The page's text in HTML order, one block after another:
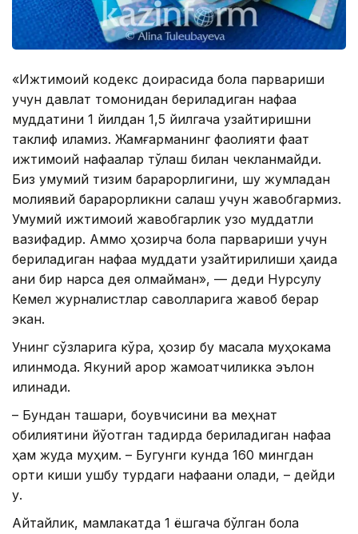
«Ижтимоий кодекс доирасида бола парвариши
учун давлат томонидан бериладиган нафақа
муддатини 1 йилдан 1,5 йилгача узайтиришни
таклиф қиламиз. Жамғарманинг фаолияти фақат
ижтимоий нафақалар тўлаш билан чекланмайди.
Биз умумий тизим барқарорлигини, шу жумладан
молиявий барқарорликни сақлаш учун жавобгармиз.
Умумий ижтимоий жавобгарлик узоқ муддатли
вазифадир. Аммо ҳозирча бола парвариши учун
бериладиган нафақа муддати узайтирилиши ҳақида
аниқ бир нарса дея олмайман», — деди Нурсулу
Кемел журналистлар саволларига жавоб берар
экан.
Унинг сўзларига кўра, ҳозир бу масала муҳокама
қилинмоқда. Якуний қарор жамоатчиликка эълон
қилинади.
– Бундан ташқари, боқувчисини ва меҳнат
қобилиятини йўқотган тақдирда бериладиган нафақа
ҳам жуда муҳим. – Бугунги кунда 160 мингдан
ортиқ киши ушбу турдаги нафақани олади, – дейди
у.
Айтайлик, мамлакатда 1 ёшгача бўлган бола